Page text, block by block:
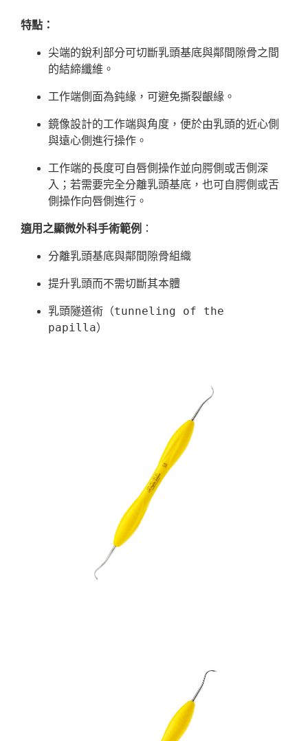
特點：
尖端的銳利部分可切斷乳頭基底與鄰間隙骨之間
的結締纖維。
工作端側面為鈍緣，可避免撕裂齦緣。
鏡像設計的工作端與角度，便於由乳頭的近心側
與遠心側進行操作。
工作端的長度可自唇側操作並向腭側或舌側深
入；若需要完全分離乳頭基底，也可自腭側或舌
側操作向唇側進行。
適用之顯微外科手術範例 ：
分離乳頭基底與鄰間隙骨組織
提升乳頭而不需切斷其本體
乳頭隧道術（tunneling of the
papilla）